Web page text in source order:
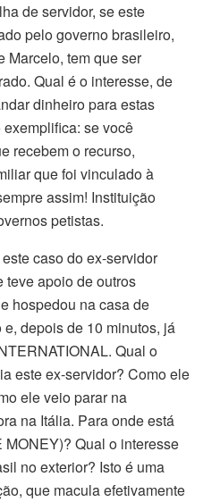
de servidor, se este
pelo governo brasileiro,
Marcelo, tem que ser
Qual é o interesse, de
dinheiro para estas
se você
recebem o recurso,
que foi vinculado à
assim! Instituição
petistas.
caso do ex-servidor
teve apoio de outros
hospedou na casa de
depois de 10 minutos, já
Qual o
este ex-servidor? Como ele
ele veio parar na
na Itália. Para onde está
Qual o interesse
no exterior? Isto é uma
que macula efetivamente